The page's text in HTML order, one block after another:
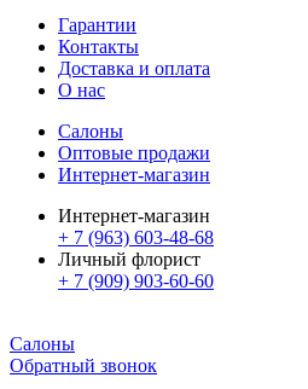
Гарантии
Контакты
Доставка и оплата
О нас
Салоны
Оптовые продажи
Интернет-магазин
Интернет-магазин
+ 7 (963) 603-48-68
Личный флорист
+ 7 (909) 903-60-60
Салоны
Обратный звонок